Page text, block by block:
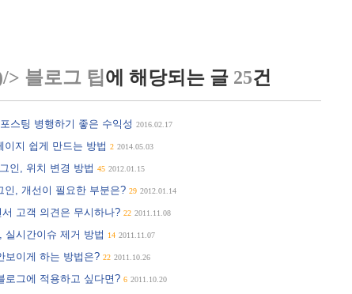
블로그 팁 에 해당되는 글 25건
스팅 병행하기 좋은 수익성 2016.02.17
이지 쉽게 만드는 방법 2 2014.05.03
인, 위치 변경 방법 45 2012.01.15
인, 개선이 필요한 부분은? 29 2012.01.14
고객 의견은 무시하나? 22 2011.11.08
실시간이슈 제거 방법 14 2011.11.07
보이게 하는 방법은? 22 2011.10.26
로그에 적용하고 싶다면? 6 2011.10.20